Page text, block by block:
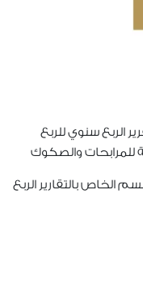
الربع سنوي للربع
والصكوك
الخاص بالتقارير الربع